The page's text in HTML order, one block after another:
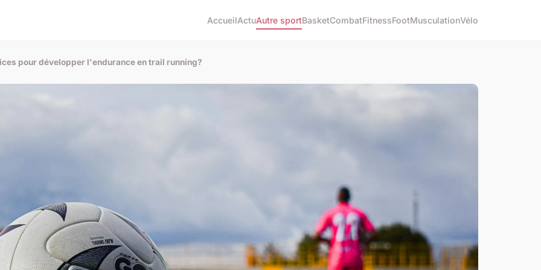
AccueilActuAutre sportBasketCombatFitnessFootMusculationVélo
pour développer l'endurance en trail running?